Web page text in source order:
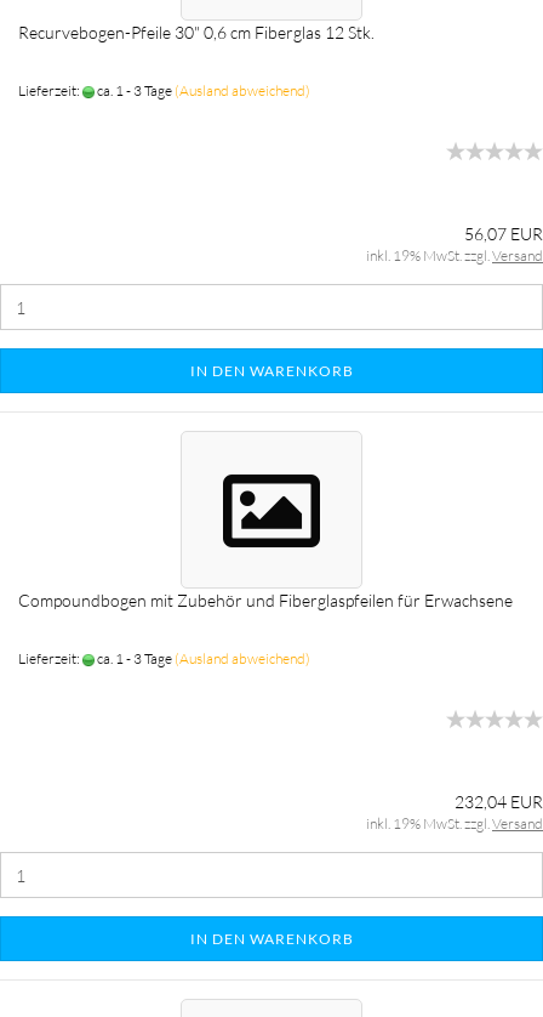
Recurvebogen-Pfeile 30" 0,6 cm Fiberglas 12 Stk.
Lieferzeit: ca. 1 - 3 Tage (Ausland abweichend)
56,07 EUR
inkl. 19% MwSt. zzgl.Versand
IN DEN WARENKORB
Compoundbogen mit Zubehör und Fiberglaspfeilen für Erwachsene
Lieferzeit: ca. 1 - 3 Tage (Ausland abweichend)
232,04 EUR
inkl. 19% MwSt. zzgl.Versand
IN DEN WARENKORB